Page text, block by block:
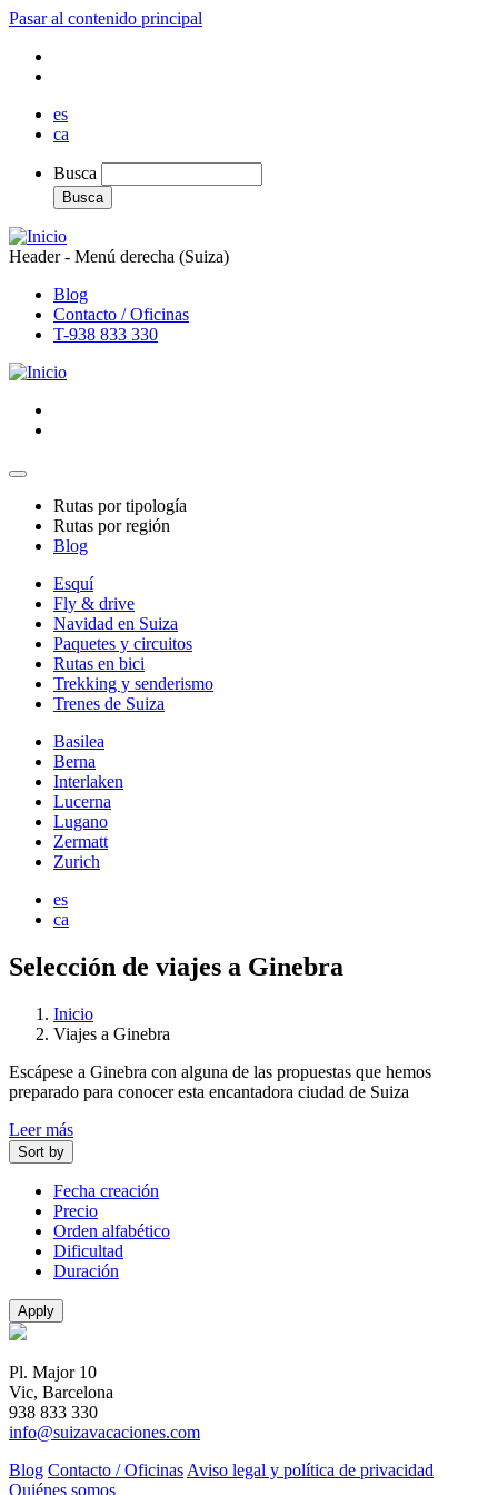
Pasar al contenido principal
es
ca
Busca
Busca
Header - Menú derecha (Suiza)
Blog
Contacto / Oficinas
T-938 833 330
Rutas por tipología
Rutas por región
Blog
Esquí
Fly & drive
Navidad en Suiza
Paquetes y circuitos
Rutas en bici
Trekking y senderismo
Trenes de Suiza
Basilea
Berna
Interlaken
Lucerna
Lugano
Zermatt
Zurich
es
ca
Selección de viajes a Ginebra
Inicio
Viajes a Ginebra
Escápese a Ginebra con alguna de las propuestas que hemos
preparado para conocer esta encantadora ciudad de Suiza
Leer más
Sort by
Fecha creación
Precio
Orden alfabético
Dificultad
Duración
Apply
Pl. Major 10
Vic, Barcelona
938 833 330
info@suizavacaciones.com
Blog Contacto / Oficinas Aviso legal y política de privacidad
Quiénes somos